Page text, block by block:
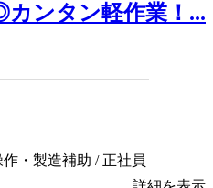
ンタン軽作業！...
・製造補助 / 正社員